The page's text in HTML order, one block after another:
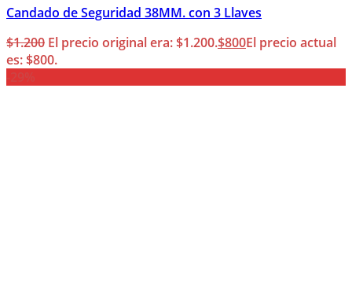
Candado de Seguridad 38MM. con 3 Llaves
$1.200 El precio original era: $1.200.$800El precio actual
es: $800.